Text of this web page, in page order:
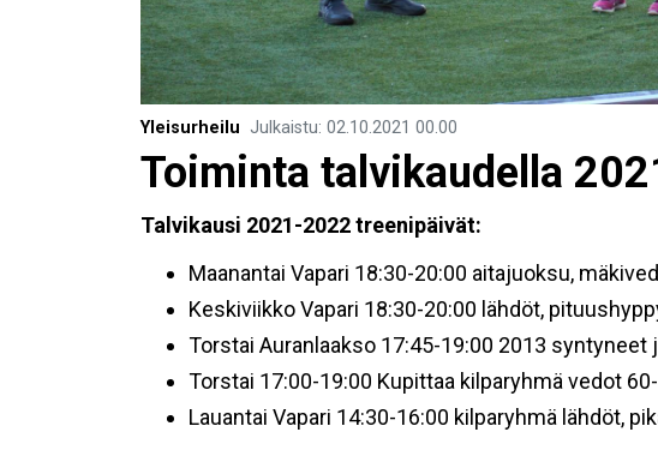
Yleisurheilu Julkaistu: 02.10.2021 00.00
Toiminta talvikaudella
Talvikausi 2021-2022 treenipäivät:
Maanantai Vapari 18:30-20:00 aitajuoksu,
Keskiviikko Vapari 18:30-20:00 lähdöt,
Torstai Auranlaakso 17:45-19:00 2013 syntyneet
Torstai 17:00-19:00 Kupittaa kilparyhmä vedot
Lauantai Vapari 14:30-16:00 kilparyhmä lähdöt,